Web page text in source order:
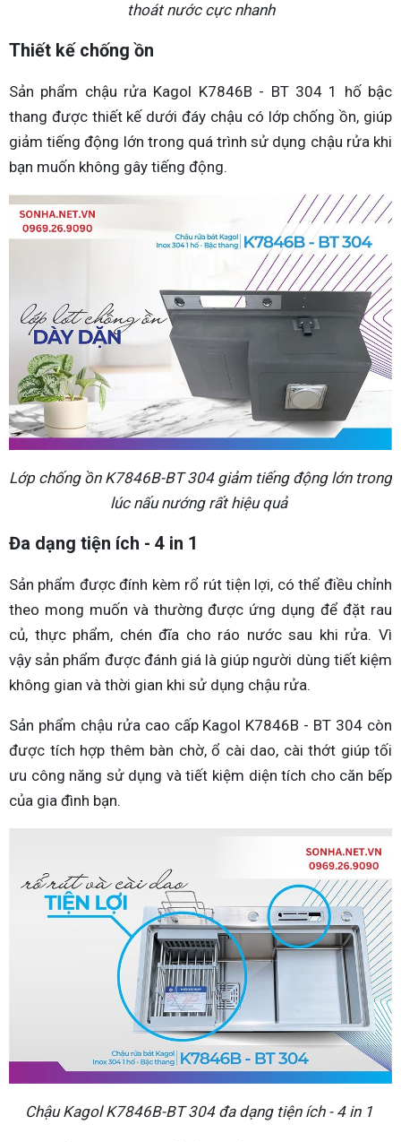
thoát nước cực nhanh
Thiết kế chống ồn
Sản phẩm chậu rửa Kagol K7846B - BT 304 1 hố bậc
thang được thiết kế dưới đáy chậu có lớp chống ồn, giúp
giảm tiếng động lớn trong quá trình sử dụng chậu rửa khi
bạn muốn không gây tiếng động.
Lớp chống ồn K7846B-BT 304 giảm tiếng động lớn trong
lúc nấu nướng rất hiệu quả
Đa dạng tiện ích - 4 in 1
Sản phẩm được đính kèm rổ rút tiện lợi, có thể điều chỉnh
theo mong muốn và thường được ứng dụng để đặt rau
củ, thực phẩm, chén đĩa cho ráo nước sau khi rửa. Vì
vậy sản phẩm được đánh giá là giúp người dùng tiết kiệm
không gian và thời gian khi sử dụng chậu rửa.
Sản phẩm chậu rửa cao cấp Kagol K7846B - BT 304 còn
được tích hợp thêm bàn chờ, ổ cài dao, cài thớt giúp tối
ưu công năng sử dụng và tiết kiệm diện tích cho căn bếp
của gia đình bạn.
Chậu Kagol K7846B-BT 304 đa dạng tiện ích - 4 in 1